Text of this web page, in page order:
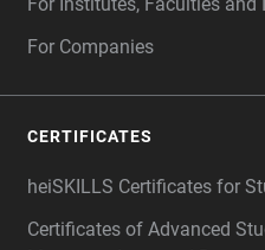
For Companies
CERTIFICATES
heiSKILLS Certificates for
Certificates of Advanced